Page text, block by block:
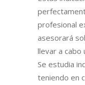
profesional
asesorará
llevar a cabo
Se estudia
teniendo en